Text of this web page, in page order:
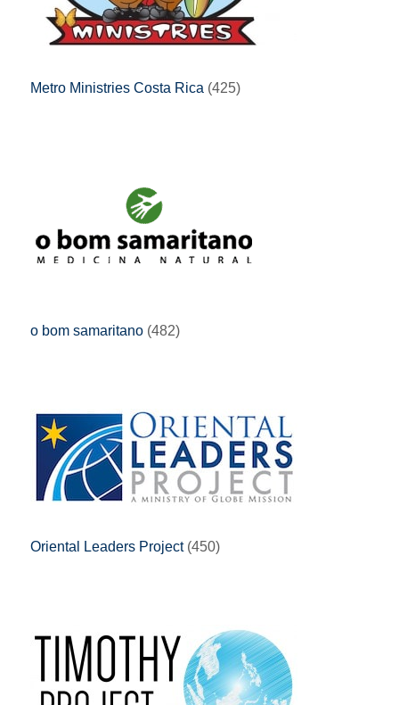
Metro Ministries Costa Rica (425)
o bom samaritano(482)
Oriental Leaders Project (450)